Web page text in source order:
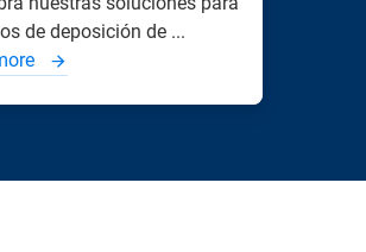
de deposición de ...